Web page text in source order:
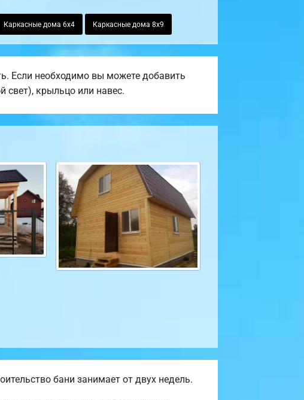
Каркасные дома 6х4 Каркасные дома 8х9
Если необходимо вы можете добавить
свет), крыльцо или навес.
бани занимает от двух недель.